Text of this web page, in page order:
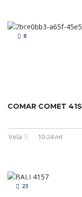
8
COMAR COMET 41S
Vela 10-24 mt
23